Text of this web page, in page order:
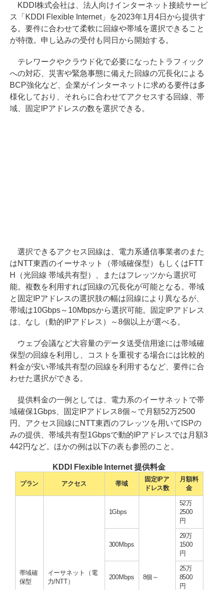
KDDI株式会社は、法人向けインターネット接続サービ
ス「KDDI Flexible Internet」を2023年1月4日から提供す
る。要件に合わせて柔軟に回線や帯域を選択できること
が特徴。申し込みの受付も同日から開始する。
テレワークやクラウド化で必要になったトラフィック
への対応、災害や緊急事態に備えた回線の冗長化による
BCP強化など、企業がインターネットに求める要件は多
様化しており、それらに合わせてアクセスする回線、帯
域、固定IPアドレスの数を選択できる。
選択できるアクセス回線は、電力系通信事業者のまた
はNTT東西のイーサネット（帯域確保型）もしくはFTT
H（光回線 帯域共有型）、またはフレッツから選択可
能。複数を利用すれば回線の冗長化が可能となる。帯域
と固定IPアドレスの選択肢の幅は回線により異なるが、
帯域は10Gbps～10Mbpsから選択可能。固定IPアドレス
は、なし（動的IPアドレス）～8個以上が選べる。
ウェブ会議など大容量のデータ送受信用途には帯域確
保型の回線を利用し、コストを重視する場合には比較的
料金が安い帯域共有型の回線を利用するなど、要件に合
わせた選択ができる。
提供料金の一例としては、電力系のイーサネットで帯
域確保1Gbps、固定IPアドレス8個～で月額52万2500
円。アクセス回線にNTT東西のフレッツを用いてISPの
みの提供、帯域共有型1Gbpsで動的IPアドレスでは月額3
442円など。ほかの例は以下の表も参照のこと。
KDDI Flexible Internet 提供料金
プラン アクセス 帯域
固定IPア
ドレス数
月額料
金
帯域確
保型
イーサネット（電
力/NTT）
1Gbps
8個～
52万
2500
円
300Mbps
29万
1500
円
200Mbps
25万
8500
円